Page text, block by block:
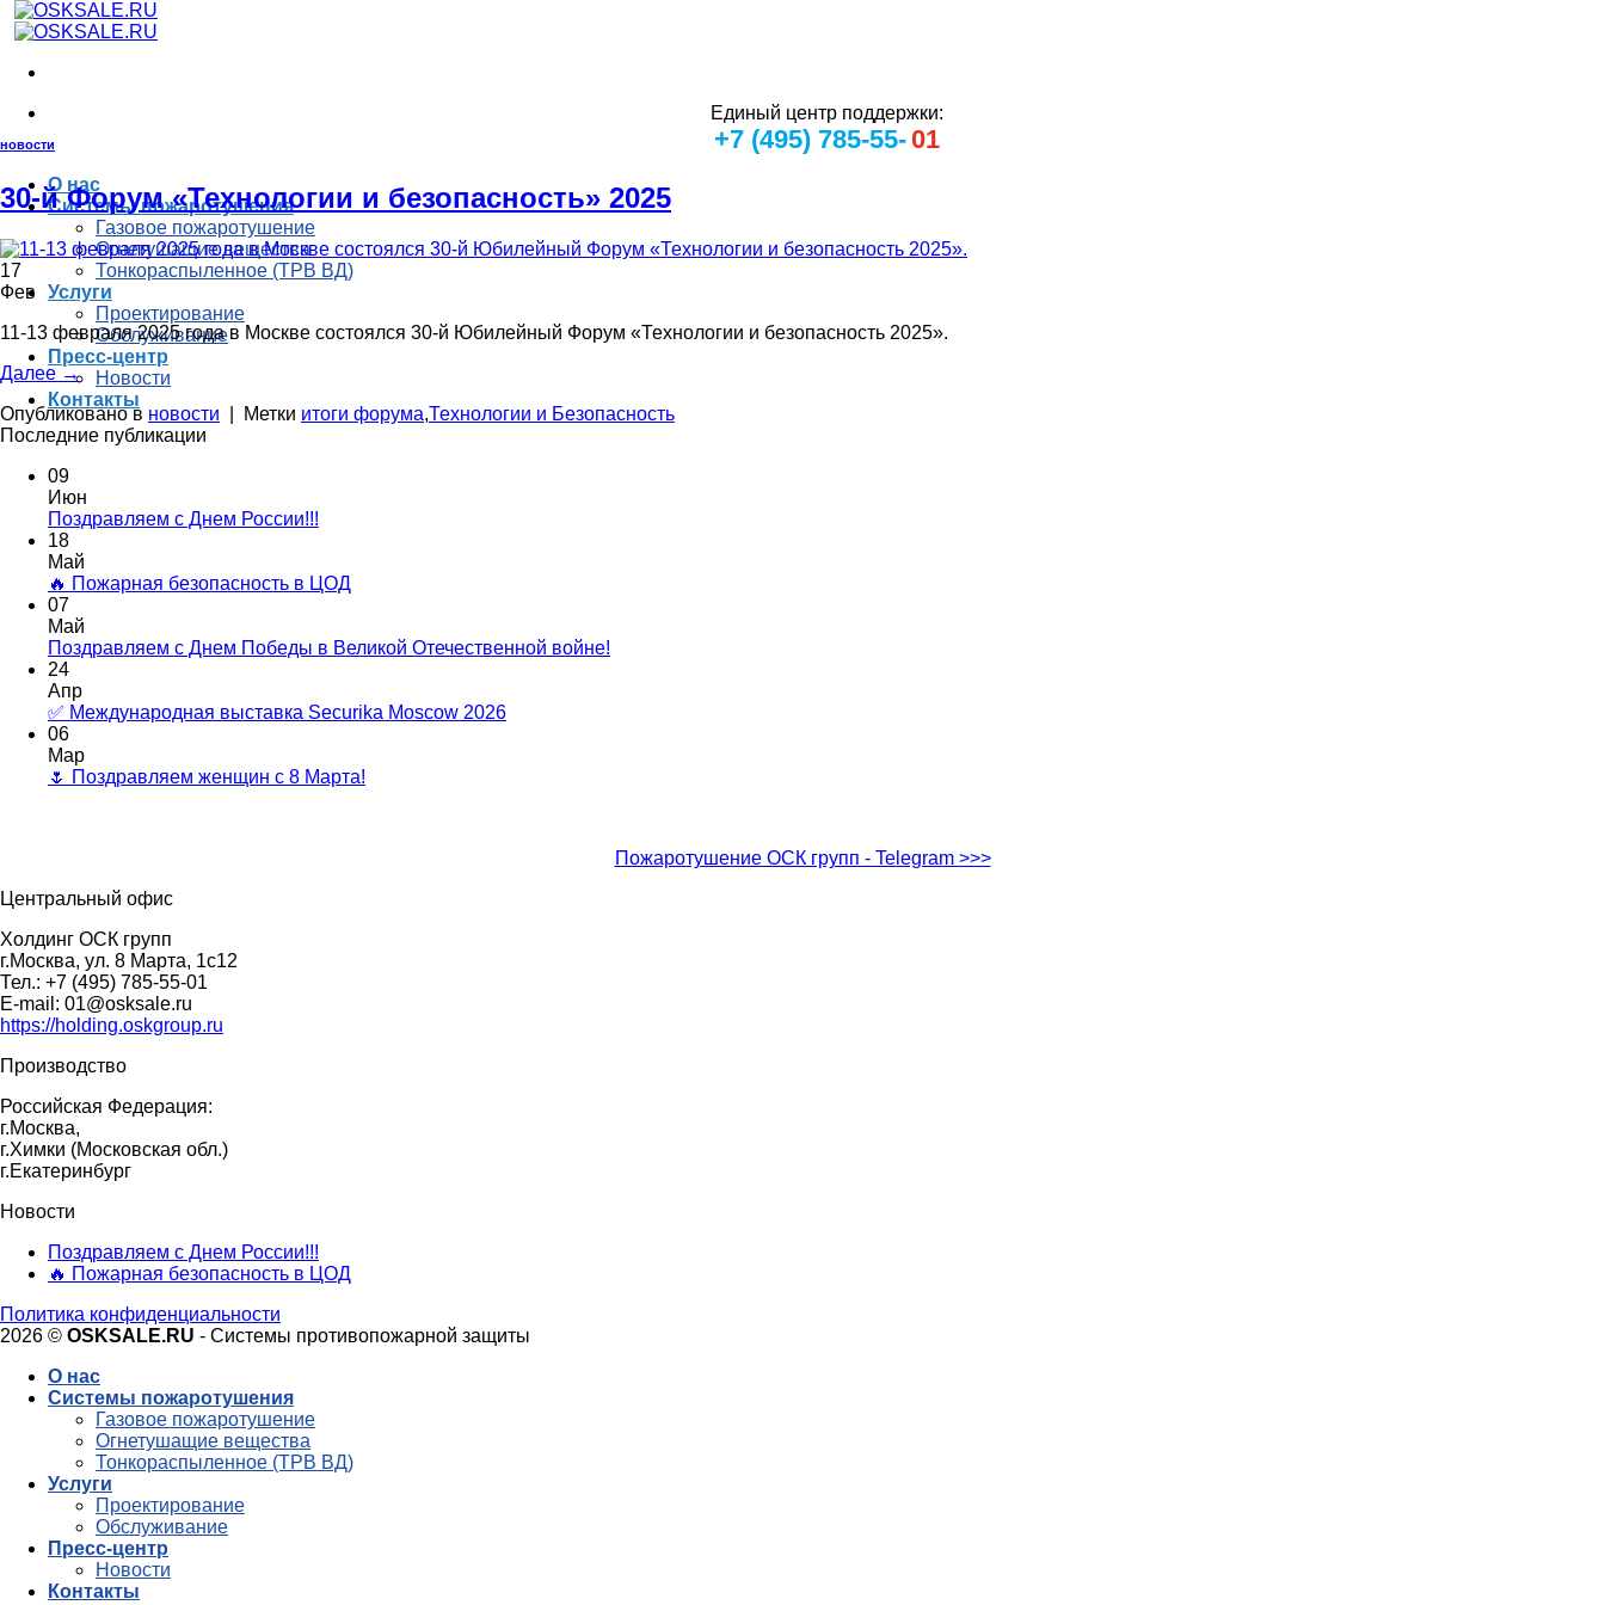
Skip
Единый центр поддержки:
+7 (495) 785-55-01
О нас
Системы пожаротушения
Газовое пожаротушение
Огнетушащие вещества
Тонкораспыленное (ТРВ ВД)
Услуги
Проектирование
Обслуживание
Пресс-центр
Новости
Контакты
новости
30-й Форум «Технологии и безопасность» 2025
17
Фев
11-13 февраля 2025 года в Москве состоялся 30-й Юбилейный Форум «Технологии и безопасность 2025».
Далее →
Опубликовано в новости Метки итоги форума,Технологии и Безопасность
Последние публикации
09
Июн
Поздравляем с Днем России!!!
18
Май
🔥 Пожарная безопасность в ЦОД
07
Май
Поздравляем с Днем Победы в Великой Отечественной войне!
24
Апр
✅ Международная выставка Securika Moscow 2026
06
Мар
🌷 Поздравляем женщин с 8 Марта!
Пожаротушение ОСК групп - Telegram >>>
Центральный офис
Холдинг ОСК групп
г.Москва, ул. 8 Марта, 1с12
Тел.: +7 (495) 785-55-01
E-mail: 01@osksale.ru
https://holding.oskgroup.ru
Производство
Российская Федерация:
г.Москва,
г.Химки (Московская обл.)
г.Екатеринбург
Новости
Поздравляем с Днем России!!!
🔥 Пожарная безопасность в ЦОД
Политика конфиденциальности
2026 © OSKSALE.RU - Системы противопожарной защиты
О нас
Системы пожаротушения
Газовое пожаротушение
Огнетушащие вещества
Тонкораспыленное (ТРВ ВД)
Услуги
Проектирование
Обслуживание
Пресс-центр
Новости
Контакты